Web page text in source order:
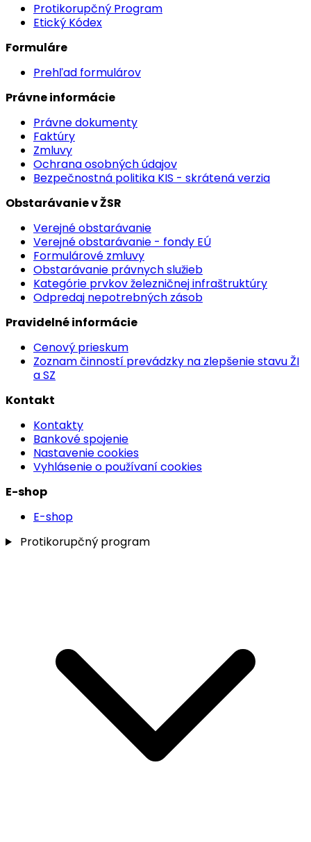
Protikorupčný Program
Etický Kódex
Formuláre
Prehľad formulárov
Právne informácie
Právne dokumenty
Faktúry
Zmluvy
Ochrana osobných údajov
Bezpečnostná politika KIS - skrátená verzia
Obstarávanie v ŽSR
Verejné obstarávanie
Verejné obstarávanie - fondy EÚ
Formulárové zmluvy
Obstarávanie právnych služieb
Kategórie prvkov železničnej infraštruktúry
Odpredaj nepotrebných zásob
Pravidelné informácie
Cenový prieskum
Zoznam činností prevádzky na zlepšenie stavu ŽI
a SZ
Kontakt
Kontakty
Bankové spojenie
Nastavenie cookies
Vyhlásenie o používaní cookies
E-shop
E-shop
Protikorupčný program